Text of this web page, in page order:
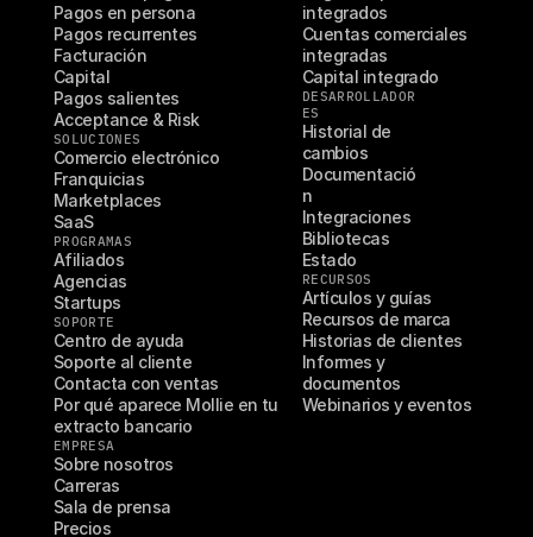
Pagos en persona
Pagos recurrentes
Facturación
Capital
Pagos salientes
Acceptance & Risk
SOLUCIONES
Comercio electrónico
Franquicias
Marketplaces
SaaS
PROGRAMAS
Afiliados
Agencias
Startups
SOPORTE
Centro de ayuda
Soporte al cliente
Contacta con ventas
Por qué aparece Mollie en tu
extracto bancario
EMPRESA
Sobre nosotros
Carreras
Sala de prensa
Precios
integrados
Cuentas comerciales
integradas
Capital integrado
DESARROLLADOR
ES
Historial de
cambios
Documentació
n
Integraciones
Bibliotecas
Estado
RECURSOS
Artículos y guías
Recursos de marca
Historias de clientes
Informes y
documentos
Webinarios y eventos